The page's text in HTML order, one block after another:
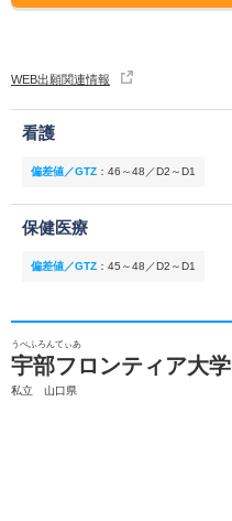
WEB出願関連情報
看護
偏差値／GTZ ： 46～48／D2～D1
保健医療
偏差値／GTZ ： 45～48／D2～D1
うべふろんてぃあ
宇部フロンティア大学
私立 山口県